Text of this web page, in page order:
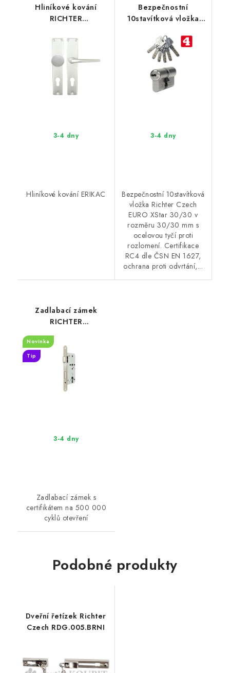
Hliníkové kování
RICHTER
3-4 dny
Hliníkové kování ERIKAC
Bezpečnostní
10stavítková vložka
XStar 30/30.NI
3-4 dny
Bezpečnostní 10stavítková
vložka Richter Czech
EURO XStar 30/30 v
rozměru 30/30 mm s
ocelovou tyčí proti
rozlomení. Certifikace
RC4 dle ČSN EN 1627,
ochrana proti odvrtání,...
Zadlabací zámek
RICHTER
pro cylindrickou vložku
Novinka
Tip
3-4 dny
Zadlabací zámek s
certifikátem na 500 000
cyklů otevření
Podobné produkty
Dveřní řetízek Richter
Czech RDG.005.BRNI